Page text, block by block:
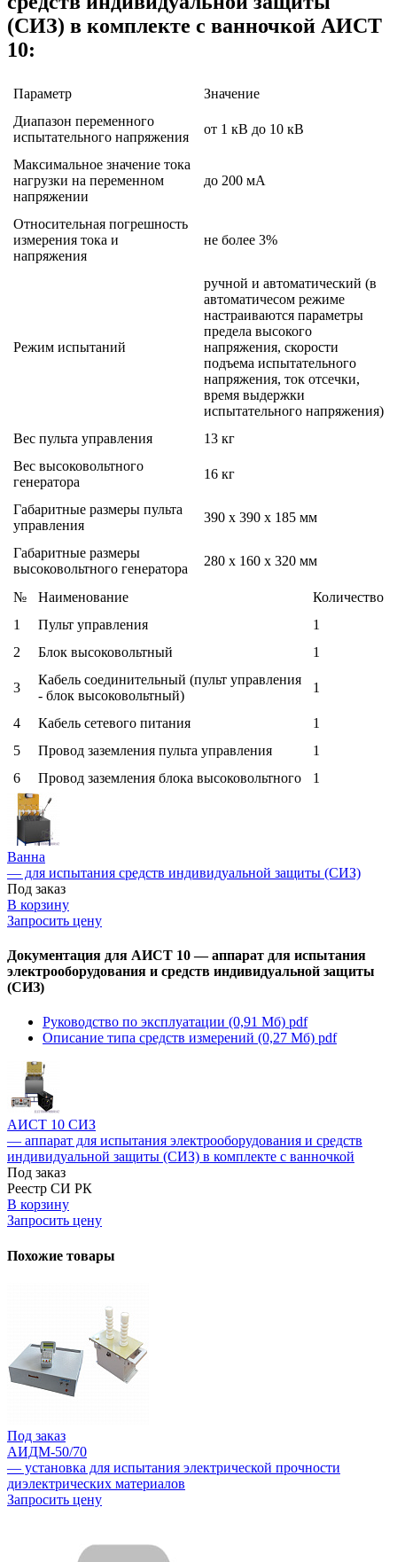
(СИЗ) в комплекте с ванночкой АИСТ
10:
Параметр
Значение
Диапазон переменного
испытательного напряжения
от 1 кВ до 10 кВ
Максимальное значение тока
нагрузки на переменном
напряжении
до 200 мА
Относительная погрешность
измерения тока и
напряжения
не более 3%
Режим испытаний
ручной и автоматический (в
автоматичесом режиме
настраиваются параметры
предела высокого
напряжения, скорости
подъема испытательного
напряжения, ток отсечки,
время выдержки
испытательного напряжения)
Вес пульта управления
13 кг
Вес высоковольтного
генератора
16 кг
Габаритные размеры пульта
управления
390 х 390 х 185 мм
Габаритные размеры
высоковольтного генератора
280 х 160 х 320 мм
№ Наименование
Количество
1
Пульт управления
1
2
Блок высоковольтный 1
3
Кабель соединительный (пульт управления
- блок высоковольтный)
1
4 Кабель сетевого питания
1
5
Провод заземления пульта управления
1
6
Провод заземления блока высоковольтного 1
Ванна
— для испытания средств индивидуальной защиты (СИЗ)
Под заказ
В корзину
Запросить цену
Документация для АИСТ 10 — аппарат для испытания
электрооборудования и средств индивидуальной защиты
(СИЗ)
Руководство по эксплуатации (0,91 Мб) pdf
Описание типа средств измерений (0,27 Мб) pdf
АИСТ 10 СИЗ
— аппарат для испытания электрооборудования и средств
индивидуальной защиты (СИЗ) в комплекте с ванночкой
Под заказ
Реестр СИ РК
В корзину
Запросить цену
Похожие товары
Под заказ
АИДМ-50/70
— установка для испытания электрической прочности
диэлектрических материалов
Запросить цену